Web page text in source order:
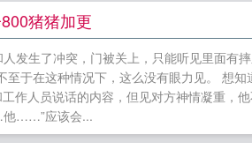
趣阁无弹窗
天泽楚薇迷情曼陀罗免费大结局+
曼陀罗陈天泽楚薇笔趣阁无弹窗
怎么办翠微居小说排行榜 勾引叔
局+番外 迷情曼陀罗翠微居小说排
么办 陈只只邓景泽勾引叔叔的
猪猪加更
发生了冲突，门被关上，只能听见里面
于在这种情况下，这么没有眼力见。 想知
作人员说话的内容，但见对方神情凝重，
他……”应该会...